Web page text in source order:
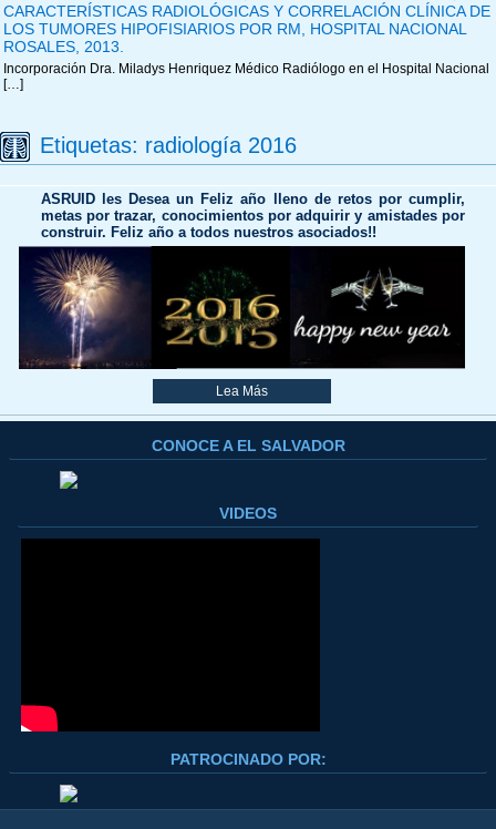
CARACTERÍSTICAS RADIOLÓGICAS Y CORRELACIÓN CLÍNICA DE
LOS TUMORES HIPOFISIARIOS POR RM, HOSPITAL NACIONAL
ROSALES, 2013.
Incorporación Dra. Miladys Henriquez Médico Radiólogo en el Hospital Nacional
[…]
Etiquetas: radiología 2016
ASRUID les Desea un Feliz año lleno de retos por cumplir,
metas por trazar, conocimientos por adquirir y amistades por
construir. Feliz año a todos nuestros asociados!!
Lea Más
CONOCE A EL SALVADOR
VIDEOS
PATROCINADO POR: